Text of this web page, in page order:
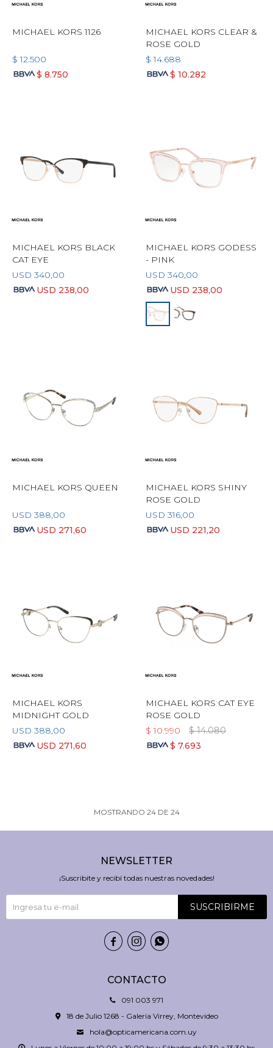
MICHAEL KORS 1126
$ 12.500
$ 8.750
MICHAEL KORS CLEAR &
ROSE GOLD
$ 14.688
$ 10.282
MICHAEL KORS BLACK
CAT EYE
USD 340,00
USD 238,00
MICHAEL KORS GODESS
- PINK
USD 340,00
USD 238,00
MICHAEL KORS QUEEN
USD 388,00
USD 271,60
MICHAEL KORS SHINY
ROSE GOLD
USD 316,00
USD 221,20
MICHAEL KORS
MIDNIGHT GOLD
USD 388,00
USD 271,60
MICHAEL KORS CAT EYE
ROSE GOLD
$ 10.990 $ 14.080
$ 7.693
MOSTRANDO 24DE 24
CONTACTO
091 003 971
18 de Julio 1268 - Galería Virrey, Montevideo
hola@opticamericana.com.uy
NEWSLETTER
¡Suscribite y recibí todas nuestras novedades!
SUSCRIBIRME
  